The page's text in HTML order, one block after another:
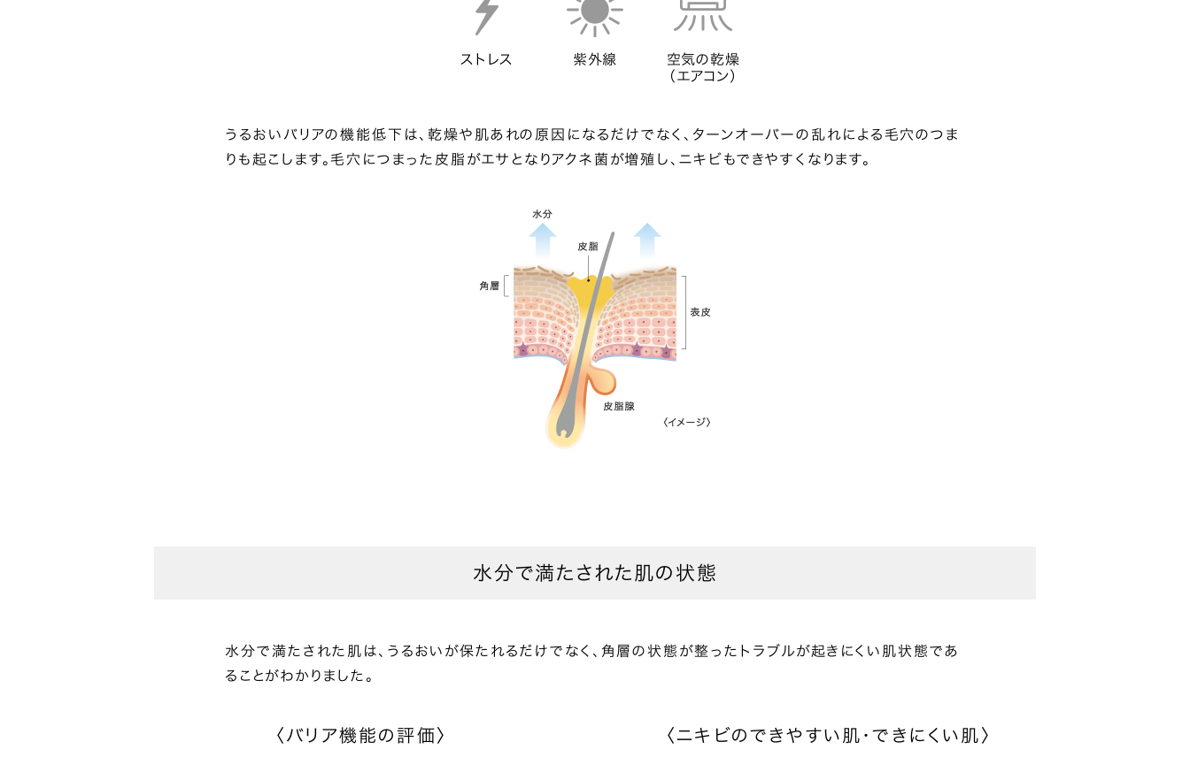
ストレス 紫外線
空気の乾燥
（エアコン）
うるおいバリアの機能低下は、乾燥や肌あれの原因になるだけでなく、ターンオーバーの乱れによる毛穴のつま
りも起こします。毛穴につまった皮脂がエサとなりアクネ菌が増殖し、ニキビもできやすくなります。
水分で満たされた肌の状態
水分で満たされた肌は、うるおいが保たれるだけでなく、角層の状態が整ったトラブルが起きにくい肌状態であ
ることがわかりました。
〈バリア機能の評価〉 〈ニキビのできやすい肌・できにくい肌〉